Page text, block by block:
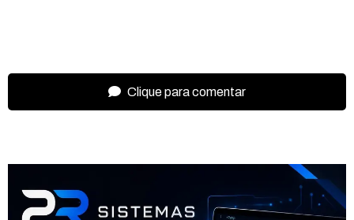
Clique para comentar